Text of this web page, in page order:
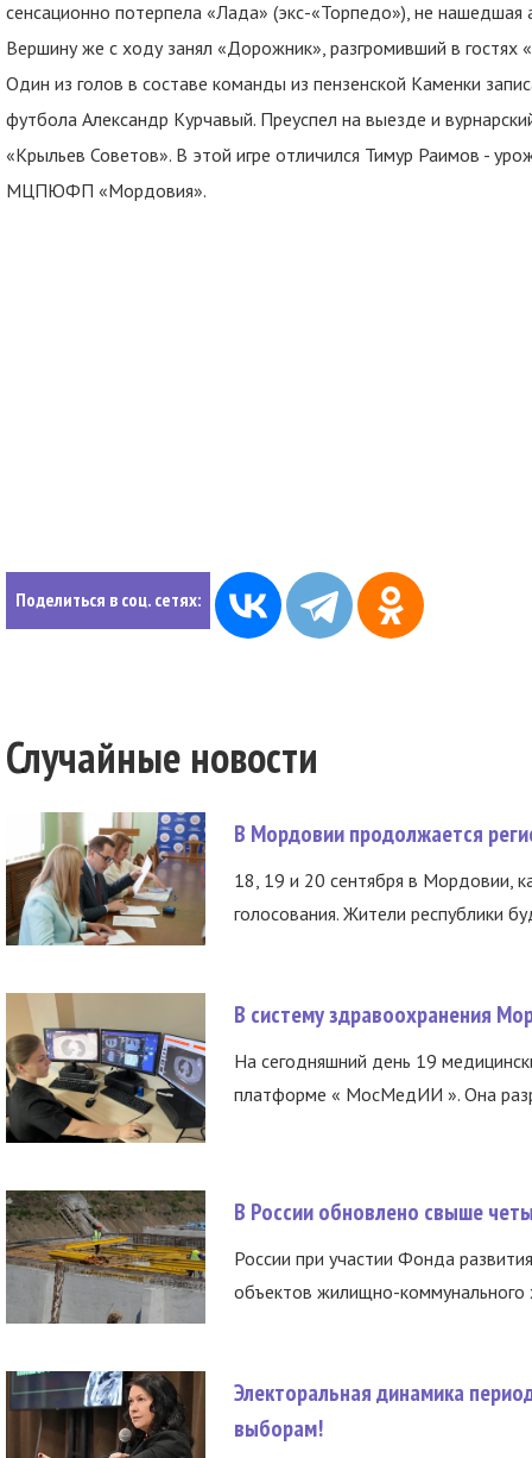
сенсационно потерпела «Лада» (экс-«Торпедо»), не нашедшая
Вершину же с ходу занял «Дорожник», разгромивший в гостях
Один из голов в составе команды из пензенской Каменки
футбола Александр Курчавый. Преуспел на выезде и
«Крыльев Советов». В этой игре отличился Тимур Раимов -
МЦПЮФП «Мордовия».
Поделиться в соц. сетях:
Случайные новости
В Мордовии продолжается
18, 19 и 20 сентября в Мордовии,
голосования. Жители республики
В систему здравоохранения
На сегодняшний день 19
платформе « МосМедИИ ». Она
В России обновлено свыше
России при участии Фонда
объектов жилищно-коммунального
Электоральная динамика
выборам!